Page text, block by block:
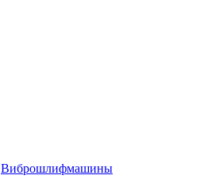
Виброшлифмашины